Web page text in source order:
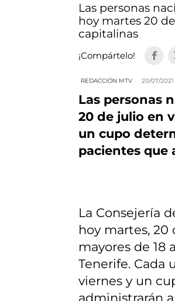
Las personas
hoy martes 20
capitalinas
¡Compártelo!
REDACCIÓN MTV 20/07/2021
Las personas
20 de julio en
un cupo
pacientes que
La Consejería
hoy martes, 20
mayores de 18
Tenerife. Cada
viernes y un
administrarán